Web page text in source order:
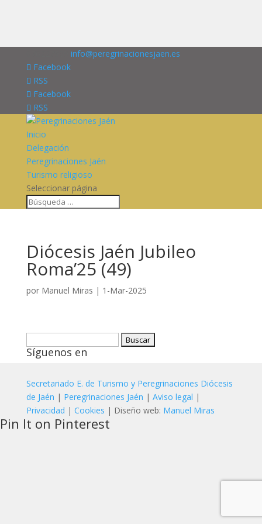
info@peregrinacionesjaen.es
Facebook
RSS
Facebook
RSS
Inicio
Delegación
Peregrinaciones Jaén
Turismo religioso
Seleccionar página
Diócesis Jaén Jubileo
Roma’25 (49)
por Manuel Miras | 1-Mar-2025
Síguenos en
Secretariado E. de Turismo y Peregrinaciones Diócesis
de Jaén | Peregrinaciones Jaén | Aviso legal |
Privacidad | Cookies | Diseño web: Manuel Miras
Pin It on Pinterest